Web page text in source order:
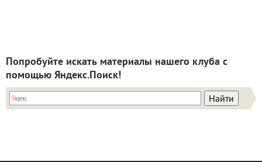
Попробуйте искать материалы нашего клуба с
помощью Яндекс.Поиск!